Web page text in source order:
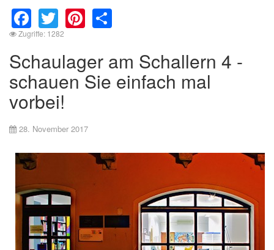
Facebook
TwitterPinterest
Zugriffe: 1282
Schaulager am Schallern 4 -
schauen Sie einfach mal
vorbei!
28. November 2017